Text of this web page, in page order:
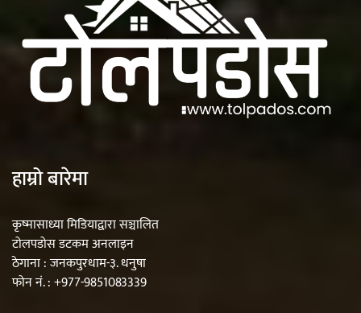
हाम्रो बारेमा
कृष्मासाध्या मिडियाद्वारा सञ्चालित
टोलपडोस डटकम अनलाइन
ठेगाना : जनकपुरधाम-३. धनुषा
फोन नं. : +977-9851083339